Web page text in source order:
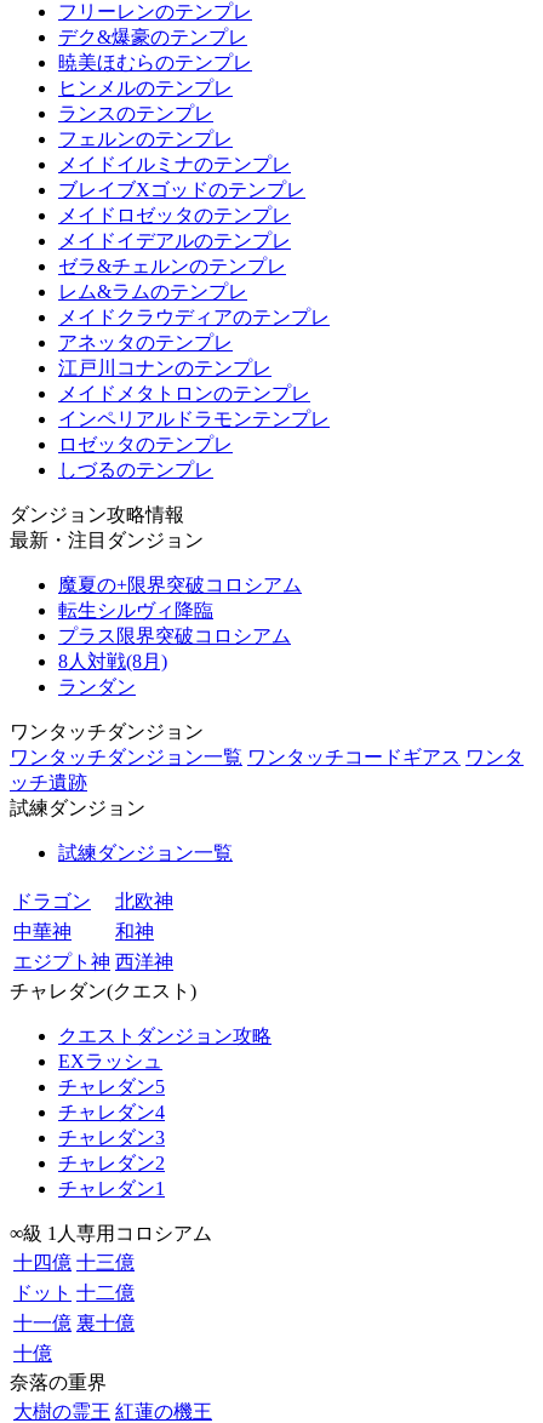
フリーレンのテンプレ
デク&爆豪のテンプレ
暁美ほむらのテンプレ
ヒンメルのテンプレ
ランスのテンプレ
フェルンのテンプレ
メイドイルミナのテンプレ
ブレイブXゴッドのテンプレ
メイドロゼッタのテンプレ
メイドイデアルのテンプレ
ゼラ&チェルンのテンプレ
レム&ラムのテンプレ
メイドクラウディアのテンプレ
アネッタのテンプレ
江戸川コナンのテンプレ
メイドメタトロンのテンプレ
インペリアルドラモンテンプレ
ロゼッタのテンプレ
しづるのテンプレ
ダンジョン攻略情報
最新・注目ダンジョン
魔夏の+限界突破コロシアム
転生シルヴィ降臨
プラス限界突破コロシアム
8人対戦(8月)
ランダン
ワンタッチダンジョン
ワンタッチダンジョン一覧 ワンタッチコードギアス ワンタ
ッチ遺跡
試練ダンジョン
試練ダンジョン一覧
ドラゴン
北欧神
中華神
和神
エジプト神 西洋神
チャレダン(クエスト)
クエストダンジョン攻略
EXラッシュ
チャレダン5
チャレダン4
チャレダン3
チャレダン2
チャレダン1
∞級 1人専用コロシアム
十四億 十三億
ドット 十二億
十一億 裏十億
十億
奈落の重界
大樹の霊王 紅蓮の機王